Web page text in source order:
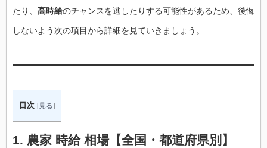
たり、 高時給のチャンスを逃したりする可能性があるため、後悔
しないよう次の項目から詳細を見ていきましょう。
目次 [見る]
1. 農家 時給 相場【全国・都道府県別】